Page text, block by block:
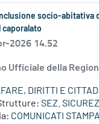
socio-
2026 14.52
Ufficiale della
DIRITTI E
SEZ.
COMUNICATI